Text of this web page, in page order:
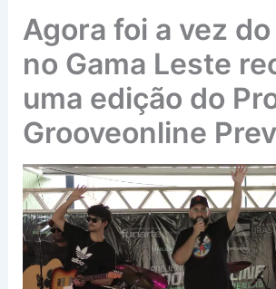
Agora foi a vez do
no Gama Leste
uma edição do
Grooveonline